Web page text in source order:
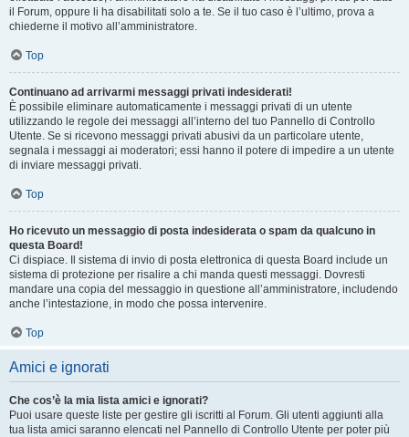
il Forum, oppure li ha disabilitati solo a te. Se il tuo caso è l’ultimo, prova a
chiederne il motivo all’amministratore.
Top
Continuano ad arrivarmi messaggi privati indesiderati!
È possibile eliminare automaticamente i messaggi privati ​​di un utente
utilizzando le regole dei messaggi all’interno del tuo Pannello di Controllo
Utente. Se si ricevono messaggi privati ​​abusivi da un particolare utente,
segnala i messaggi ai moderatori; essi hanno il potere di impedire a un utente
di inviare messaggi privati​​.
Top
Ho ricevuto un messaggio di posta indesiderata o spam da qualcuno in
questa Board!
Ci dispiace. Il sistema di invio di posta elettronica di questa Board include un
sistema di protezione per risalire a chi manda questi messaggi. Dovresti
mandare una copia del messaggio in questione all’amministratore, includendo
anche l’intestazione, in modo che possa intervenire.
Top
Amici e ignorati
Che cos’è la mia lista amici e ignorati?
Puoi usare queste liste per gestire gli iscritti al Forum. Gli utenti aggiunti alla
tua lista amici saranno elencati nel Pannello di Controllo Utente per poter più